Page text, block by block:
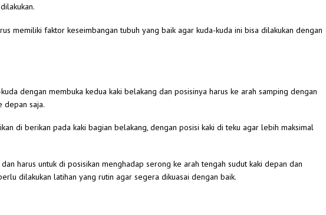
memiliki faktor keseimbangan tubuh yang baik agar kuda-kuda ini bisa dilakukan dengan
dengan membuka kedua kaki belakang dan posisinya harus ke arah samping dengan
depan saja.
di berikan pada kaki bagian belakang, dengan posisi kaki di teku agar lebih maksimal
harus untuk di posisikan menghadap serong ke arah tengah sudut kaki depan dan
dilakukan latihan yang rutin agar segera dikuasai dengan baik.